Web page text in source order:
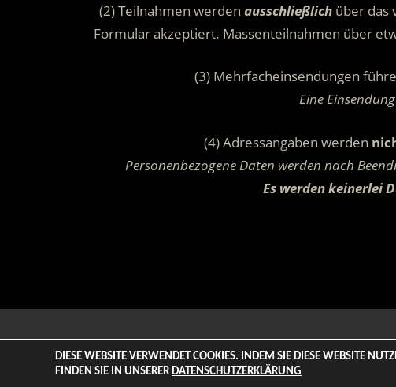
(2) Teilnahmen werden ausschließlichüber das
Formular akzeptiert. Massenteilnahmen über
(3) Mehrfacheinsendungen
Eine
(4) Adressangaben werden
Personenbezogene Daten werden nach
Es werden keinerlei
© 2026 ENTERTAINMENT BASE – Life & Style Magazine. All
DIESE WEBSITE VERWENDET COOKIES. INDEM SIE DIESE WEBSITE
FINDEN SIE IN UNSERER DATENSCHUTZERKLÄRUNG